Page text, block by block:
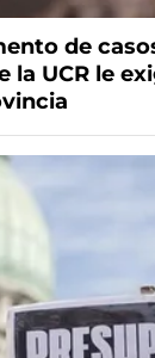
de
la UCR le